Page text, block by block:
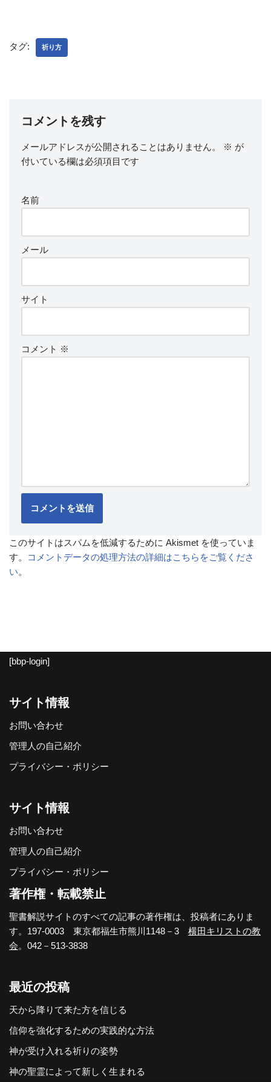
タグ: 祈り方
コメントを残す
メールアドレスが公開されることはありません。 ※ が
付いている欄は必須項目です
名前
メール
サイト
コメント ※
このサイトはスパムを低減するために Akismet を使っていま
す。
コメントデータの処理方法の詳細はこちらをご覧くださ
い。
[bbp-login]
サイト情報
お問い合わせ
管理人の自己紹介
プライバシー・ポリシー
サイト情報
お問い合わせ
管理人の自己紹介
プライバシー・ポリシー
著作権・転載禁止
聖書解説サイトのすべての記事の著作権は、投稿者にありま
す。197-0003 東京都福生市熊川1148－3 横田キリストの教
会。042－513-3838
最近の投稿
天から降りて来た方を信じる
信仰を強化するための実践的な方法
神が受け入れる祈りの姿勢
神の聖霊によって新しく生まれる